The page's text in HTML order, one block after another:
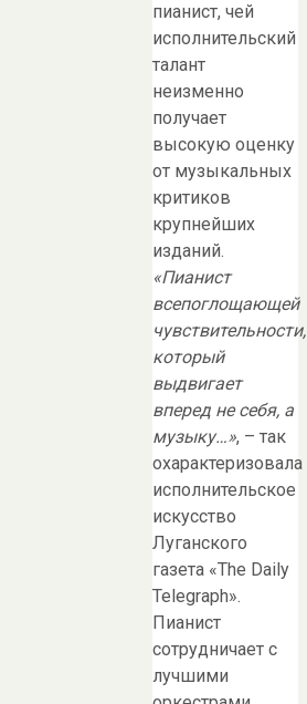
пианист, чей
исполнительский
талант
неизменно
получает
высокую оценку
от музыкальных
критиков
крупнейших
изданий.
«Пианист
всепоглощающей
чувствительности,
который
выдвигает
вперед не себя, а
музыку…», – так
охарактеризовала
исполнительское
искусство
Луганского
газета «The Daily
Telegraph».
Пианист
сотрудничает с
лучшими